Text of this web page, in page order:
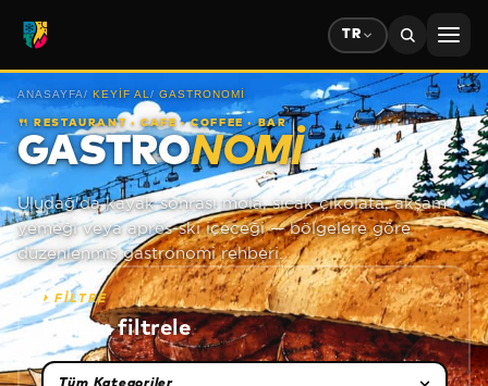
TR
ANASAYFA/ KEYIF AL / GASTRONOMI
🍴 RESTAURANT · CAFE · COFFEE · BAR
GASTRONOMI
Uludağ'da kayak sonrası mola, sıcak çikolata, akşam
yemeği veya après-ski içeceği — bölgelere göre
düzenlenmiş gastronomi rehberi.
⏵ FİLTRE
Mekan filtrele
Kategori seçimi